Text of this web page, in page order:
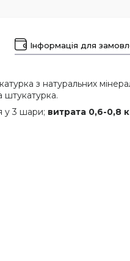
Інформація для
з натуральних
штукатурка.
у 3 шари; витрата 0,6-0,8